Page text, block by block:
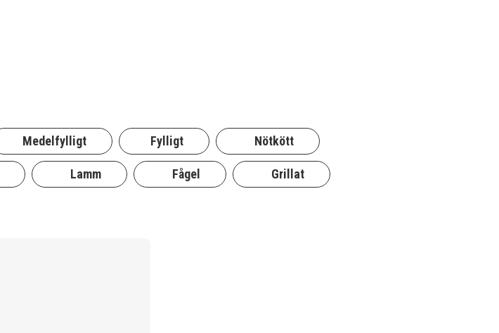
Medelfylligt Fylligt Nötkött
Lamm Fågel Grillat